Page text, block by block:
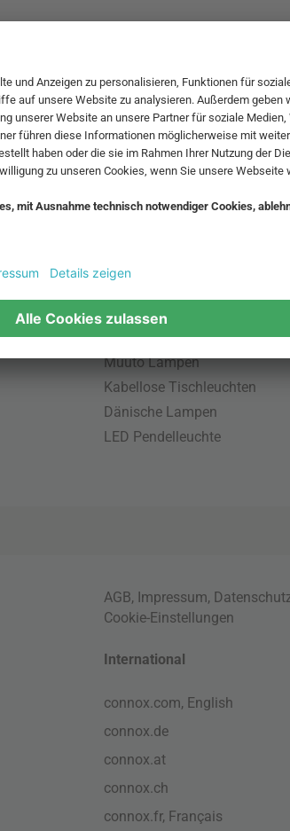
Pendellampe für Außen
Muuto Lampen
Kabellose Tischleuchten
Dänische Lampen
LED Pendelleuchte
AGB, Impressum,
Cookie-Einstellungen
International
connox.com, English
connox.de
connox.at
connox.ch
connox.fr, Français